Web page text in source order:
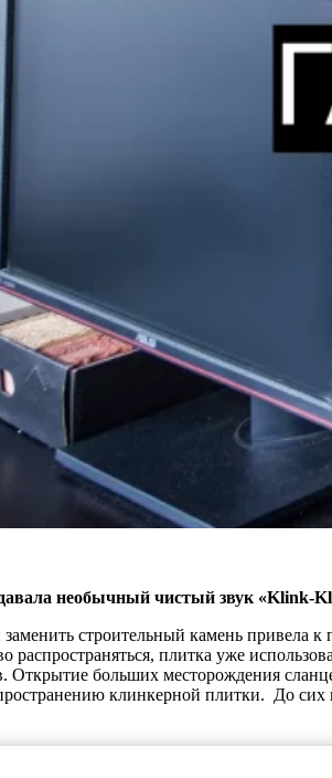
необычный чистый звук «Klink-
строительный камень привела
распространяться, плитка уже
Открытие больших месторождения
клинкерной плитки. До